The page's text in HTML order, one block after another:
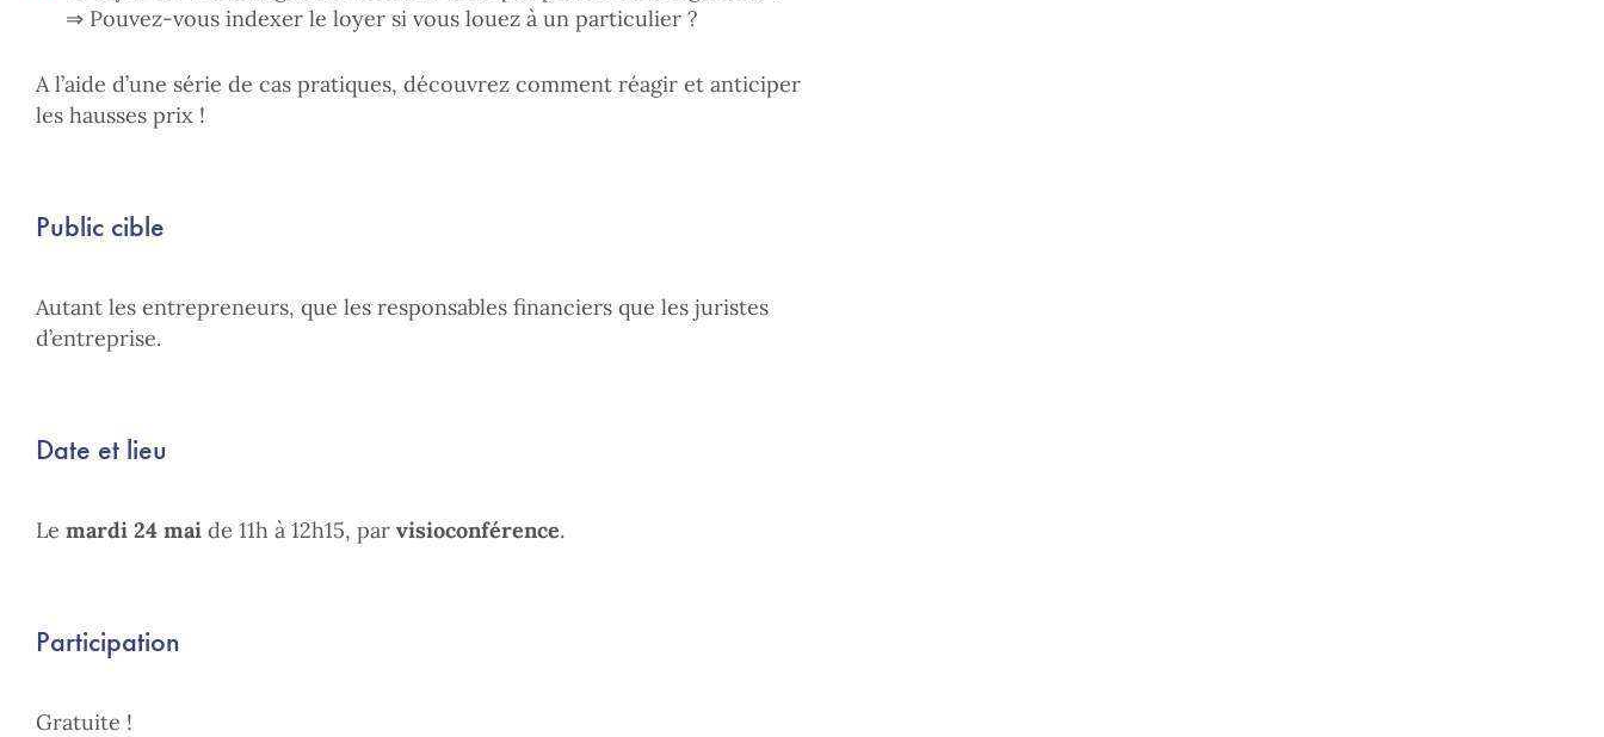
⇒ Pouvez-vous indexer le loyer si vous louez à un particulier ?
A l’aide d’une série de cas pratiques, découvrez comment réagir et anticiper
les hausses prix !
Public cible
Autant les entrepreneurs, que les responsables financiers que les juristes
d’entreprise.
Date et lieu
Le mardi 24 mai de 11h à 12h15, par visioconférence.
Participation
Gratuite !